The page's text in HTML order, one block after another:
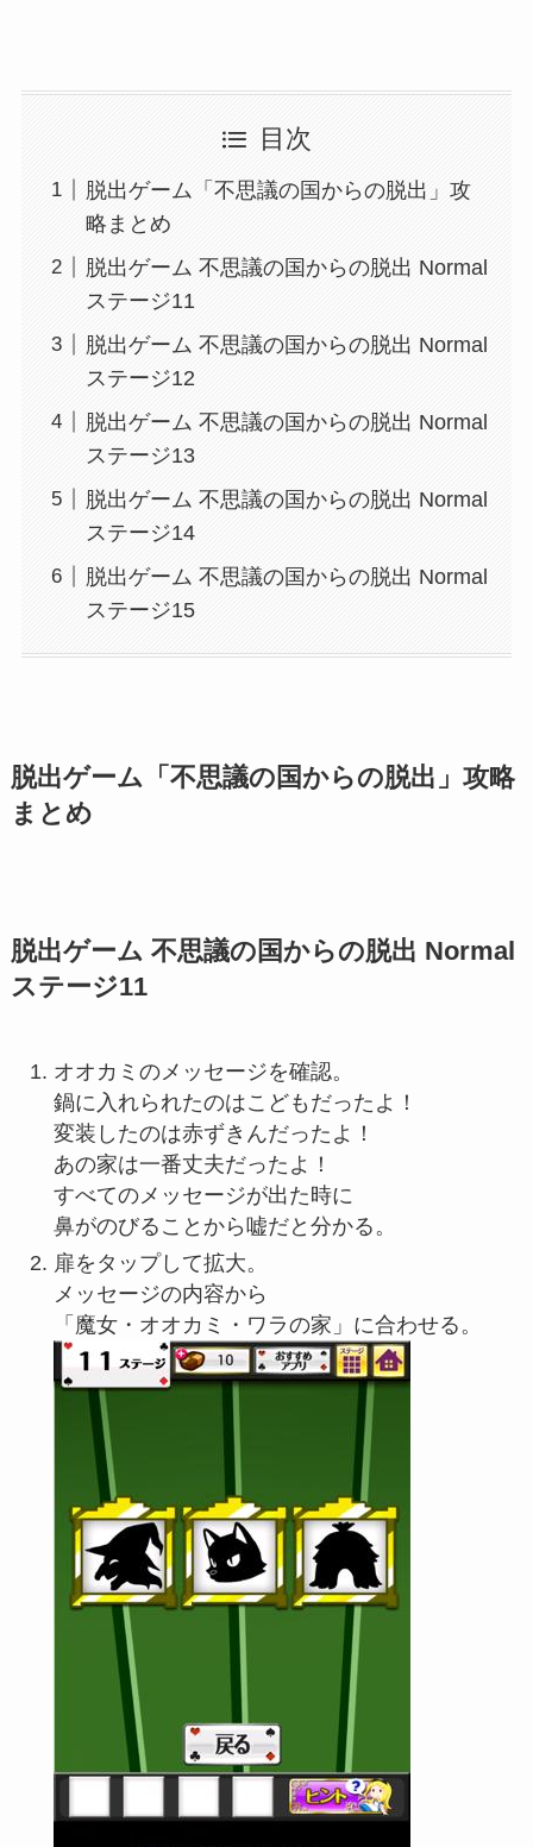
目次
脱出ゲーム「不思議の国からの脱出」攻
略まとめ
脱出ゲーム 不思議の国からの脱出 Normal
ステージ11
脱出ゲーム 不思議の国からの脱出 Normal
ステージ12
脱出ゲーム 不思議の国からの脱出 Normal
ステージ13
脱出ゲーム 不思議の国からの脱出 Normal
ステージ14
脱出ゲーム 不思議の国からの脱出 Normal
ステージ15
脱出ゲーム「不思議の国からの脱出」攻略
まとめ
脱出ゲーム 不思議の国からの脱出 Normal
ステージ11
オオカミのメッセージを確認。
鍋に入れられたのはこどもだったよ！
変装したのは赤ずきんだったよ！
あの家は一番丈夫だったよ！
すべてのメッセージが出た時に
鼻がのびることから嘘だと分かる。
扉をタップして拡大。
メッセージの内容から
「魔女・オオカミ・ワラの家」に合わせる。